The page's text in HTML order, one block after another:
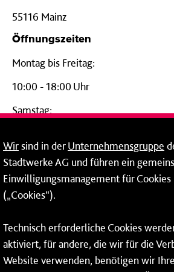
55116 Mainz
Öffnungszeiten
Montag bis Freitag:
10:00 - 18:00 Uhr
Samstag:
24-Stunden-Telefon*
06131 – 12 77 77
Fax: 06131 – 12 66 66
* Montags bis freitags bis 7 und ab
Wochenenden und Feiertagen
Wirsind in derUnternehmensgruppe
Stadtwerke AG und führen ein
Einwilligungsmanagement für Cookies
(„Cookies“).
Technisch erforderliche Cookies
aktiviert, für andere, die wir für die
Website verwenden, benötigen wir